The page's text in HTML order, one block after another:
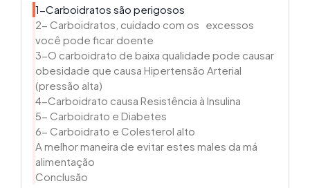
1-Carboidratos são perigosos
2- Carboidratos, cuidado com os excessos
você pode ficar doente
3-O carboidrato de baixa qualidade pode causar
obesidade que causa Hipertensão Arterial
(pressão alta)
4-Carboidrato causa Resistência à Insulina
5- Carboidrato e Diabetes
6- Carboidrato e Colesterol alto
A melhor maneira de evitar estes males da má
alimentação
Conclusão